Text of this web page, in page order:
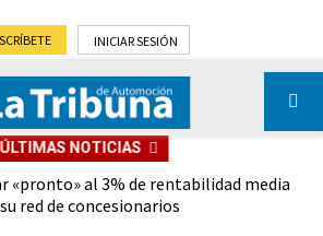
INICIAR SESIÓN
ÚLTIMAS NOTICIAS
«pronto» al 3% de rentabilidad media
su red de concesionarios
la adjudicación del eje trasero del
un 20% de la salida de Renault